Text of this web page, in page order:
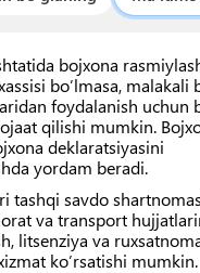
bojxona
bo’lmasa, malakali
foydalanish uchun
qilishi mumkin.
deklaratsiyasini
yordam beradi.
tashqi savdo
va transport
litsenziya va
ko’rsatishi mumkin.